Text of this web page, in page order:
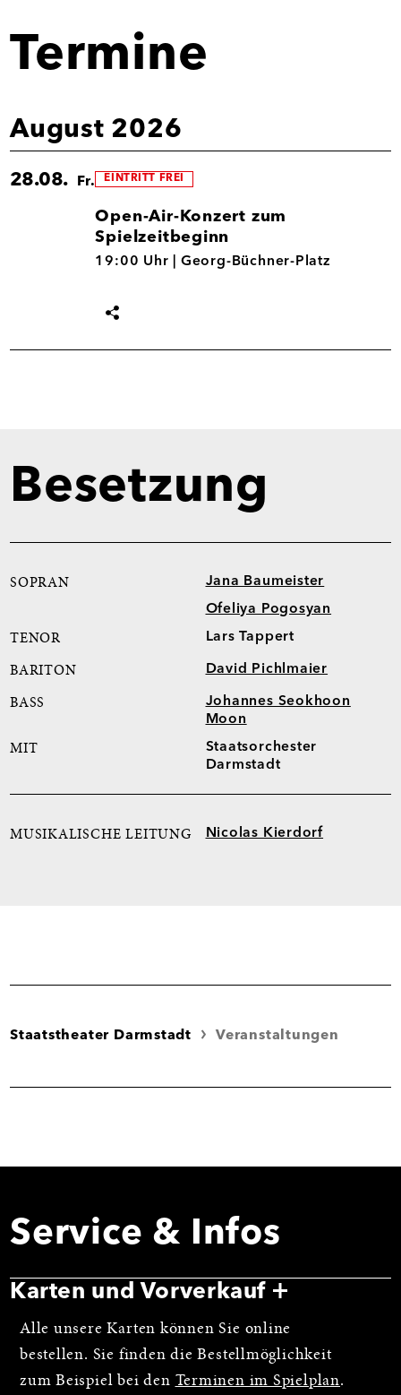
Termine
August 2026
28.08. Fr. EINTRITT FREI
Open-Air-Konzert zum
Spielzeitbeginn
28.08.
19:00 Uhr | Georg-Büchner-Platz
Termin
Besetzung
SOPRAN
Jana Baumeister
Ofeliya Pogosyan
TENOR Lars Tappert
BARITON David Pichlmaier
BASS
Johannes Seokhoon
Moon
MIT
Staatsorchester
Darmstadt
MUSIKALISCHE LEITUNG Nicolas Kierdorf
Staatstheater Darmstadt Veranstaltungen
Service & Infos
Karten und Vorverkauf
Alle unsere Karten können Sie online
bestellen. Sie finden die Bestellmöglichkeit
zum Beispiel bei den Terminen im Spielplan.